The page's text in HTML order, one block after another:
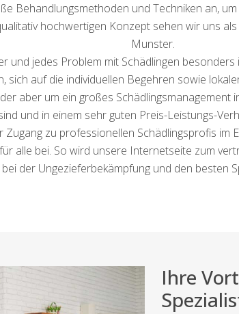
Behandlungsmethoden und Techniken an,
hochwertigen Konzept sehen wir uns
Munster.
und jedes Problem mit Schädlingen
auf die individuellen Begehren sowie
aber um ein großes
und in einem sehr guten Preis-Leistungs-
zu professionellen Schädlingsprofis im
alle bei. So wird unsere Internetseite zum
der Ungezieferbekämpfung und den besten
Ihre